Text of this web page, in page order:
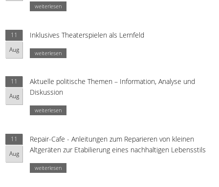
weiterlesen
11
Aug
Inklusives Theaterspielen als Lernfeld
weiterlesen
11
Aug
Aktuelle politische Themen – Information, Analyse und
Diskussion
weiterlesen
11
Aug
Repair-Cafe - Anleitungen zum Reparieren von kleinen
Altgeräten zur Etabilierung eines nachhaltigen Lebensstils
weiterlesen